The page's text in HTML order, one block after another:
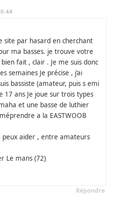
site par hasard en cherchant
ma basses. je trouve votre
fait , clair . Je me suis donc
semaines Je précise , j’ai
bassiste (amateur, puis s emi
17 ans Je joue sur trois types
et une basse de luthier
a la EASTWOOB
peux aider , entre amateurs
Le mans (72)
Répondre